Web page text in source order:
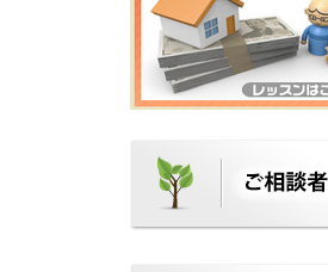
生命保険見直し相談会in埼玉県志木市
会場：志木市民会館
生命保険見直し相談会in埼玉県久喜市